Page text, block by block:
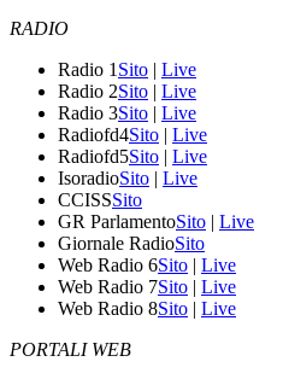
RADIO
Radio 1 Sito | Live
Radio 2Sito | Live
Radio 3Sito | Live
Radiofd4Sito | Live
Radiofd5Sito | Live
IsoradioSito | Live
CCISSSito
GR ParlamentoSito | Live
Giornale RadioSito
Web Radio 6Sito | Live
Web Radio 7Sito | Live
Web Radio 8Sito | Live
PORTALI WEB